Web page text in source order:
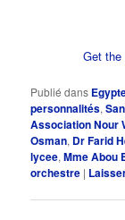
Get
Publié dans
personnalités,
Association Nour
Osman, Dr Farid
lycee,Mme Abou
orchestre |